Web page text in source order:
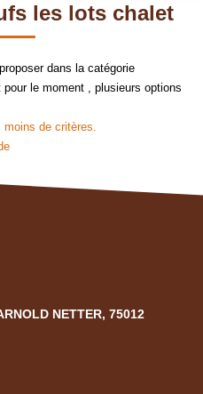
Nous
Plus de critères
les lots chalet
dans la catégorie
le moment , plusieurs options
de critères.
NETTER, 75012